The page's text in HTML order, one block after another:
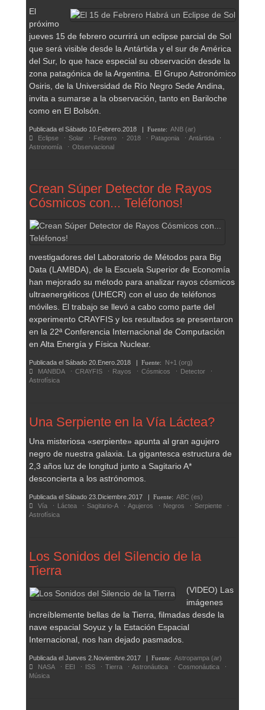
El
próximo
jueves 15 de febrero ocurrirá un eclipse parcial de Sol
que será visible desde la Antártida y el sur de América
del Sur, lo que hace especial su observación desde la
zona patagónica de la Argentina. El Grupo Astronómico
Osiris, de la Universidad de Río Negro Sede Andina,
invita a sumarse a la observación, tanto en Bariloche
como en El Bolsón.
Publicada el Sábado 10.Febrero.2018 | Fuente: ANB (ar)
Eclipse
Solar Febrero 2018 Patagonia
Antártida
Astronomía
Observacional
Crean Súper Detector de Rayos
Cósmicos con... Teléfonos!
nvestigadores del Laboratorio de Métodos para Big
Data (LAMBDA), de la Escuela Superior de Economía
han mejorado su método para analizar rayos cósmicos
ultraenergéticos (UHECR) con el uso de teléfonos
móviles. El trabajo se llevó a cabo como parte del
experimento CRAYFIS y los resultados se presentaron
en la 22ª Conferencia Internacional de Computación
en Alta Energía y Física Nuclear.
Publicada el Sábado 20.Enero.2018 | Fuente:
N+1 (org)
MANBDA
CRAYFIS Rayos Cósmicos
Detector
Astrofísica
Una Serpiente en la Vía Láctea?
Una misteriosa «serpiente» apunta al gran agujero
negro de nuestra galaxia. La gigantesca estructura de
2,3 años luz de longitud junto a Sagitario A*
desconcierta a los astrónomos.
Publicada el Sábado 23.Diciembre.2017 | Fuente: ABC (es)
Vía
Láctea Sagitario-A Agujeros Negros
Serpiente
Astrofísica
Los Sonidos del Silencio de la
Tierra
(VIDEO) Las
imágenes
increíblemente bellas de la Tierra, filmadas desde la
nave espacial Soyuz y la Estación Espacial
Internacional, nos han dejado pasmados.
Publicada el Jueves 2.Noviembre.2017 | Fuente: Astropampa (ar)
NASA
EEI ISS Tierra Astronáutica
Cosmonáutica
Música